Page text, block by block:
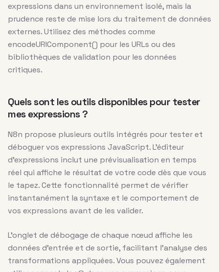
expressions dans un environnement isolé, mais la
prudence reste de mise lors du traitement de données
externes. Utilisez des méthodes comme
encodeURIComponent() pour les URLs ou des
bibliothèques de validation pour les données
critiques.
Quels sont les outils disponibles pour tester
mes expressions ?
N8n propose plusieurs outils intégrés pour tester et
déboguer vos expressions JavaScript. L’éditeur
d’expressions inclut une prévisualisation en temps
réel qui affiche le résultat de votre code dès que vous
le tapez. Cette fonctionnalité permet de vérifier
instantanément la syntaxe et le comportement de
vos expressions avant de les valider.
L’onglet de débogage de chaque nœud affiche les
données d’entrée et de sortie, facilitant l’analyse des
transformations appliquées. Vous pouvez également